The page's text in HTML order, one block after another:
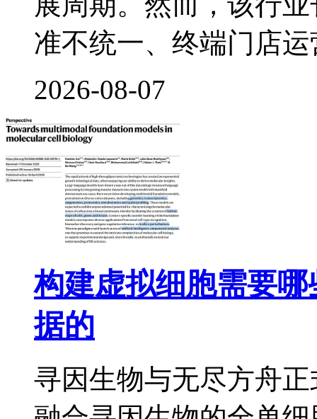
准不统一、终端门店运
2026-08-07
构建虚拟细胞需要
据的
寻因生物与无尽方舟